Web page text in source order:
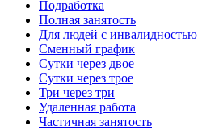
Подработка
Полная занятость
Для людей с инвалидностью
Сменный график
Сутки через двое
Сутки через трое
Три через три
Удаленная работа
Частичная занятость